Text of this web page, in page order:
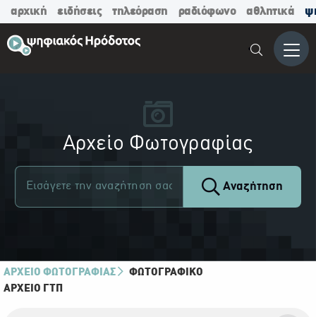
αρχική ειδήσεις τηλεόραση ραδιόφωνο αθλητικά
Μενού
Αρχείο Φωτογραφίας
Αναζήτηση
ΑΡΧΕΙΟ ΦΩΤΟΓΡΑΦΙΑΣ
ΦΩΤΟΓΡΑΦΙΚΌ
ΑΡΧΕΊΟ ΓΤΠ